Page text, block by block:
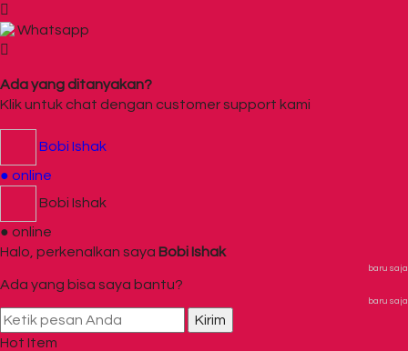
Whatsapp
Ada yang ditanyakan?
Klik untuk chat dengan customer support kami
Bobi Ishak
● online
Bobi Ishak
● online
Halo, perkenalkan saya Bobi Ishak
baru saja
Ada yang bisa saya bantu?
baru saja
Kirim
Hot Item